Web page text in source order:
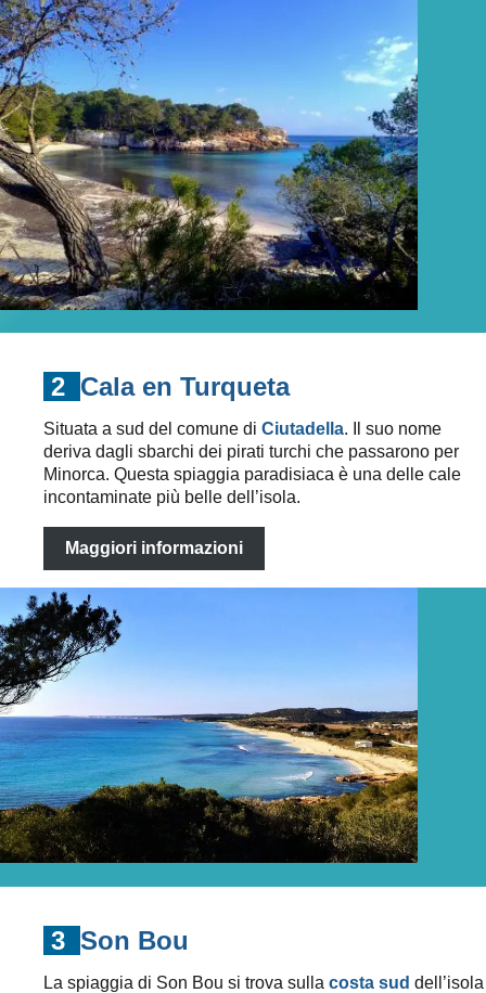
2 Cala en Turqueta
Situata a sud del comune di Ciutadella. Il suo nome
deriva dagli sbarchi dei pirati turchi che passarono per
Minorca. Questa spiaggia paradisiaca è una delle cale
incontaminate più belle dell’isola.
Maggiori informazioni
3 Son Bou
La spiaggia di Son Bou si trova sulla costa sud dell’isola